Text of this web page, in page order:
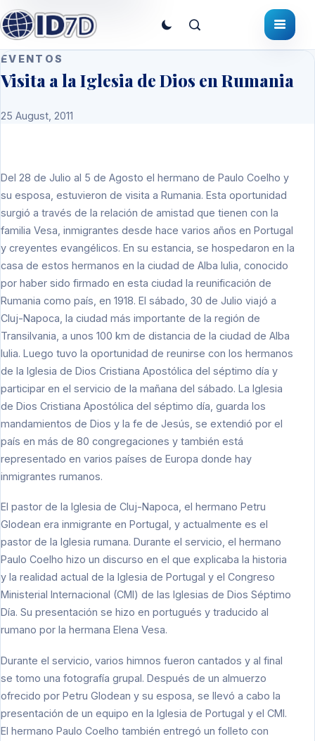
EVENTOS
Visita a la Iglesia de Dios en Rumania
25 August, 2011
Del 28 de Julio al 5 de Agosto el hermano de Paulo Coelho y
su esposa, estuvieron de visita a Rumania. Esta oportunidad
surgió a través de la relación de amistad que tienen con la
familia Vesa, inmigrantes desde hace varios años en Portugal
y creyentes evangélicos. En su estancia, se hospedaron en la
casa de estos hermanos en la ciudad de Alba lulia, conocido
por haber sido firmado en esta ciudad la reunificación de
Rumania como país, en 1918. El sábado, 30 de Julio viajó a
Cluj-Napoca, la ciudad más importante de la región de
Transilvania, a unos 100 km de distancia de la ciudad de Alba
Iulia. Luego tuvo la oportunidad de reunirse con los hermanos
de la Iglesia de Dios Cristiana Apostólica del séptimo día y
participar en el servicio de la mañana del sábado. La Iglesia
de Dios Cristiana Apostólica del séptimo día, guarda los
mandamientos de Dios y la fe de Jesús, se extendió por el
país en más de 80 congregaciones y también está
representado en varios países de Europa donde hay
inmigrantes rumanos.
El pastor de la Iglesia de Cluj-Napoca, el hermano Petru
Glodean era inmigrante en Portugal, y actualmente es el
pastor de la Iglesia rumana. Durante el servicio, el hermano
Paulo Coelho hizo un discurso en el que explicaba la historia
y la realidad actual de la Iglesia de Portugal y el Congreso
Ministerial Internacional (CMI) de las Iglesias de Dios Séptimo
Día. Su presentación se hizo en portugués y traducido al
rumano por la hermana Elena Vesa.
Durante el servicio, varios himnos fueron cantados y al final
se tomo una fotografía grupal. Después de un almuerzo
ofrecido por Petru Glodean y su esposa, se llevó a cabo la
presentación de un equipo en la Iglesia de Portugal y el CMI.
El hermano Paulo Coelho también entregó un folleto con